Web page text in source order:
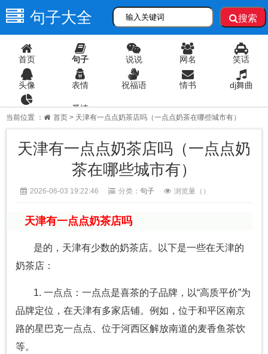
句子大全 搜索
首页 句子 说说 网名 笑话
头像 表情 祝福语 情书 dj舞曲
爱情
当前位置 ： 首页 > 天津有一点点奶茶店吗（一点点奶茶在哪些城市有）
天津有一点点奶茶店吗（一点点奶
茶在哪些城市有）
2026-06-03 19:22:46 分类： 句子 浏览量（ ）
天津有一点点奶茶店吗
是的，天津有少数的奶茶店。以下是一些在天津的
奶茶店：
1. 一点点：一点点是喜茶的子品牌，以“高质平价”为
品牌定位，在天津有多家店铺。例如，位于和平区南京
路的星巴克一点点、位于河西区解放南道的麦香鱼茶饮
等。